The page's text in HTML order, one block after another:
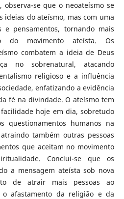
se que o neoateísmo se
ideias do ateísmo, mas com uma
e pensamentos, tornando mais
do movimento ateísta. Os
combatem a ideia de Deus
no sobrenatural, atacando
religioso e a influência
enfatizando a evidência
fé na divindade. O ateísmo tem
hoje em dia, sobretudo
questionamentos humanos na
também outras pessoas
que aceitam no movimento
Conclui-se que os
a mensagem ateísta sob nova
de atrair mais pessoas ao
o afastamento da religião e da